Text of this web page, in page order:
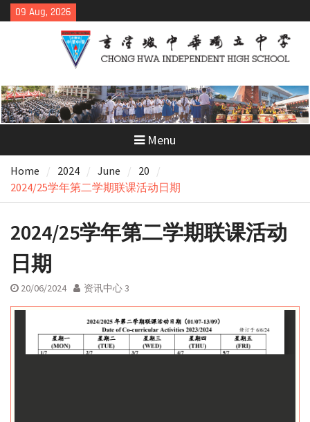
Skip
to
09 Aug, 2026
Menu
Home 2024 June
20
2024/25学年第二学期联课活动日期
2024/25学年第二学期联课活动
日期
20/06/2024 资讯中心 3